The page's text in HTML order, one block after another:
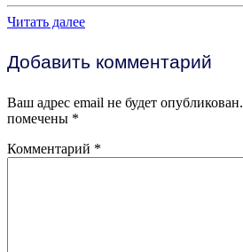
Читать далее
Добавить комментарий
Ваш адрес email не будет опубликован.
помечены *
Комментарий *